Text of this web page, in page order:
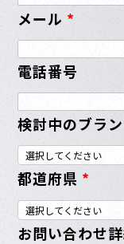
メール *
電話番号
検討中のブラ
都道府県 *
お問い合わせ